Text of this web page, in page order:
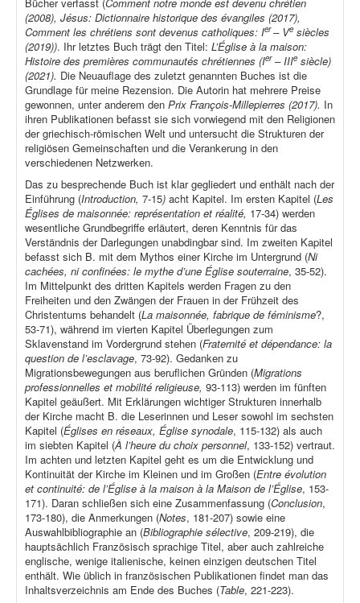
(2008), Jésus: Dictionnaire historique des évangiles (2017),
Comment les chrétiens sont devenus catholiques: Ier– Ve siècles
(2019)). Ihr letztes Buch trägt den Titel: L’Église à la maison:
Histoire des premières communautés chrétiennes (Ier– IIIe siècle)
(2021). Die Neuauflage des zuletzt genannten Buches ist die
Grundlage für meine Rezension. Die Autorin hat mehrere Preise
gewonnen, unter anderem den Prix François-Millepierres (2017). In
ihren Publikationen befasst sie sich vorwiegend mit den Religionen
der griechisch-römischen Welt und untersucht die Strukturen der
religiösen Gemeinschaften und die Verankerung in den
verschiedenen Netzwerken.
Das zu besprechende Buch ist klar gegliedert und enthält nach der
Einführung (Introduction, 7-15) acht Kapitel. Im ersten Kapitel (Les
Églises de maisonnée: représentation et réalité, 17-34) werden
wesentliche Grundbegriffe erläutert, deren Kenntnis für das
Verständnis der Darlegungen unabdingbar sind. Im zweiten Kapitel
befasst sich B. mit dem Mythos einer Kirche im Untergrund (Ni
cachées, ni confinées: le mythe d’une Église souterraine, 35-52).
Im Mittelpunkt des dritten Kapitels werden Fragen zu den
Freiheiten und den Zwängen der Frauen in der Frühzeit des
Christentums behandelt (La maisonnée, fabrique de féminisme?,
53-71), während im vierten Kapitel Überlegungen zum
Sklavenstand im Vordergrund stehen (Fraternité et dépendance: la
question de l’esclavage, 73-92). Gedanken zu
Migrationsbewegungen aus beruflichen Gründen (Migrations
professionnelles et mobilité religieuse, 93-113) werden im fünften
Kapitel geäußert. Mit Erklärungen wichtiger Strukturen innerhalb
der Kirche macht B. die Leserinnen und Leser sowohl im sechsten
Kapitel (Églises en réseaux, Église synodale, 115-132) als auch
im siebten Kapitel (À l’heure du choix personnel, 133-152) vertraut.
Im achten und letzten Kapitel geht es um die Entwicklung und
Kontinuität der Kirche im Kleinen und im Großen (Entre évolution
et continuité: de l’Église à la maison à la Maison de l’Église, 153-
171). Daran schließen sich eine Zusammenfassung (Conclusion,
173-180), die Anmerkungen (Notes, 181-207) sowie eine
Auswahlbibliographie an (Bibliographie sélective, 209-219), die
hauptsächlich Französisch sprachige Titel, aber auch zahlreiche
englische, wenige italienische, keinen einzigen deutschen Titel
enthält. Wie üblich in französischen Publikationen findet man das
Inhaltsverzeichnis am Ende des Buches (Table, 221-223).